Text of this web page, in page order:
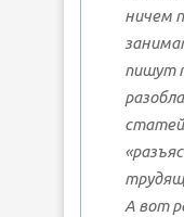
ничем
пишут
А вот